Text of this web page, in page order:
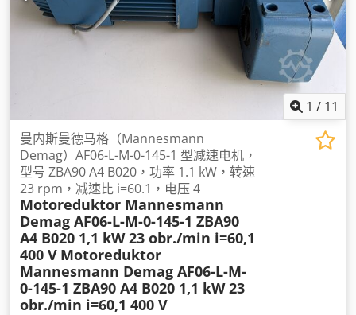
1 / 11
曼内斯曼德马格（Mannesmann
Demag）AF06-L-M-0-145-1 型减速电机，
型号 ZBA90 A4 B020，功率 1.1 kW，转速
23 rpm，减速比 i=60.1，电压 4
Motoreduktor Mannesmann
Demag AF06-L-M-0-145-1 ZBA90
A4 B020 1,1 kW 23 obr./min i=60,1
400 V Motoreduktor
Mannesmann Demag AF06-L-M-
0-145-1 ZBA90 A4 B020 1,1 kW 23
obr./min i=60,1 400 V